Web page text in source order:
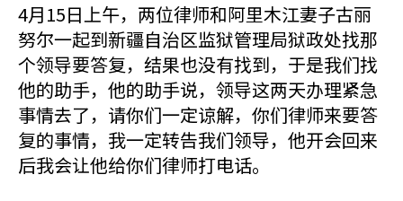
4月15日上午，两位律师和阿里木江妻子古丽
努尔一起到新疆自治区监狱管理局狱政处找那
个领导要答复，结果也没有找到，于是我们找
他的助手，他的助手说，领导这两天办理紧急
事情去了，请你们一定谅解，你们律师来要答
复的事情，我一定转告我们领导，他开会回来
后我会让他给你们律师打电话。